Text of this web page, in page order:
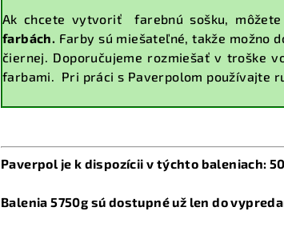
Ak chcete vytvoriť farebnú sošku,
farbách. Farby sú miešateľné, takže možno
čiernej. Doporučujeme rozmiešať v troške
farbami. Pri práci s Paverpolom používajte
Paverpol je k dispozícii v týchto baleniach:
Balenia 5750g sú dostupné už len do